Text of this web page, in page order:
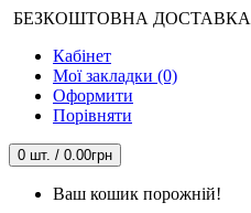
БЕЗКОШТОВНА ДОСТАВКА
Кабінет
Мої закладки (0)
Оформити
Порівняти
0 шт. / 0.00грн
Ваш кошик порожній!